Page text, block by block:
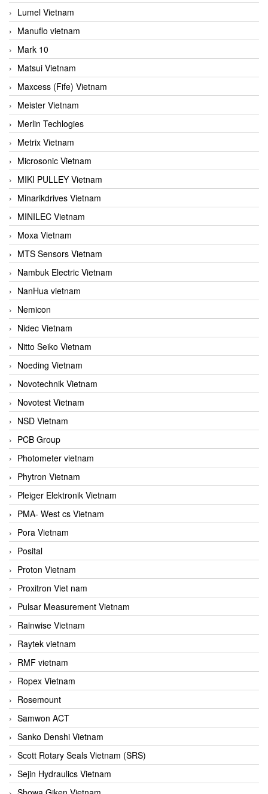
Lumel Vietnam
Manuflo vietnam
Mark 10
Matsui Vietnam
Maxcess (Fife) Vietnam
Meister Vietnam
Merlin Techlogies
Metrix Vietnam
Microsonic Vietnam
MIKI PULLEY Vietnam
Minarikdrives Vietnam
MINILEC Vietnam
Moxa Vietnam
MTS Sensors Vietnam
Nambuk Electric Vietnam
NanHua vietnam
Nemicon
Nidec Vietnam
Nitto Seiko Vietnam
Noeding Vietnam
Novotechnik Vietnam
Novotest Vietnam
NSD Vietnam
PCB Group
Photometer vietnam
Phytron Vietnam
Pleiger Elektronik Vietnam
PMA- West cs Vietnam
Pora Vietnam
Posital
Proton Vietnam
Proxitron Viet nam
Pulsar Measurement Vietnam
Rainwise Vietnam
Raytek vietnam
RMF vietnam
Ropex Vietnam
Rosemount
Samwon ACT
Sanko Denshi Vietnam
Scott Rotary Seals Vietnam (SRS)
Sejin Hydraulics Vietnam